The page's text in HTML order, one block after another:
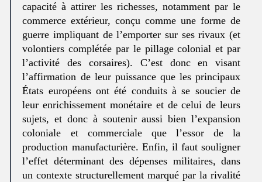
capacité à attirer les richesses, notamment par le
commerce extérieur, conçu comme une forme de
guerre impliquant de l’emporter sur ses rivaux (et
volontiers complétée par le pillage colonial et par
l’activité des corsaires). C’est donc en visant
l’affirmation de leur puissance que les principaux
États européens ont été conduits à se soucier de
leur enrichissement monétaire et de celui de leurs
sujets, et donc à soutenir aussi bien l’expansion
coloniale et commerciale que l’essor de la
production manufacturière. Enfin, il faut souligner
l’effet déterminant des dépenses militaires, dans
un contexte structurellement marqué par la rivalité